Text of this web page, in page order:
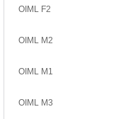
OIML F2
OIML M2
OIML M1
OIML M3